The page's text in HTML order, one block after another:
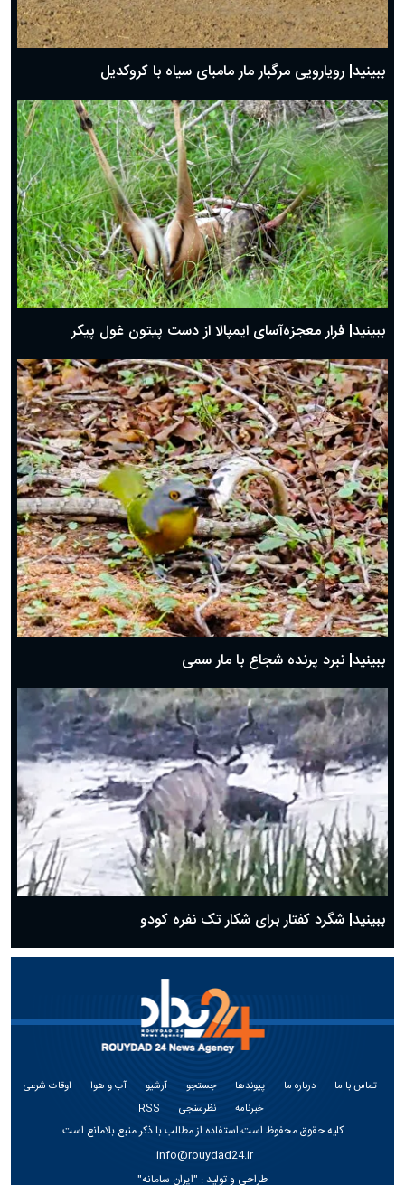
ببینید| رویارویی مرگبار مار مامبای سیاه با کروکدیل
ببینید| فرار معجزه‌آسای ایمپالا از دست پیتون غول پیکر
ببینید| نبرد پرنده شجاع با مار سمی
ببینید| شگرد کفتار برای شکار تک نفره کودو
تماس با ما درباره ما پیوندها جستجو آرشیو آب و هوا
اوقات شرعی
خبرنامه
نظرسنجی RSS
کلیه حقوق محفوظ است،استفاده از مطالب با ذکر منبع بلامانع است
info@rouydad24.ir
طراحی و تولید : "ایران سامانه"